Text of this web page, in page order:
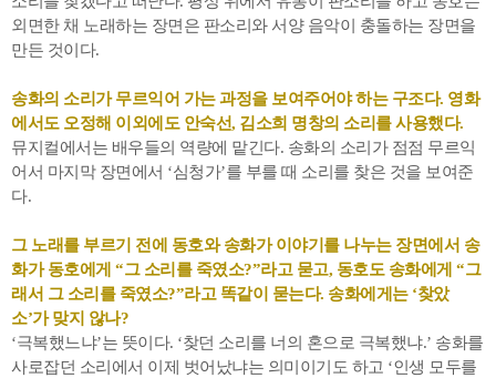
외면한 채 노래하는 장면은 판소리와 서양 음악이 충돌하는 장면을
만든 것이다.
송화의 소리가 무르익어 가는 과정을 보여주어야 하는 구조다. 영화
에서도 오정해 이외에도 안숙선, 김소희 명창의 소리를 사용했다.
뮤지컬에서는 배우들의 역량에 맡긴다. 송화의 소리가 점점 무르익
어서 마지막 장면에서 ‘심청가’를 부를 때 소리를 찾은 것을 보여준
다.
그 노래를 부르기 전에 동호와 송화가 이야기를 나누는 장면에서 송
화가 동호에게 “그 소리를 죽였소?”라고 묻고, 동호도 송화에게 “그
래서 그 소리를 죽였소?”라고 똑같이 묻는다. 송화에게는 ‘찾았
소’가 맞지 않나?
‘극복했느냐’는 뜻이다. ‘찾던 소리를 너의 혼으로 극복했냐.’ 송화를
사로잡던 소리에서 이제 벗어났냐는 의미이기도 하고 ‘인생 모두를